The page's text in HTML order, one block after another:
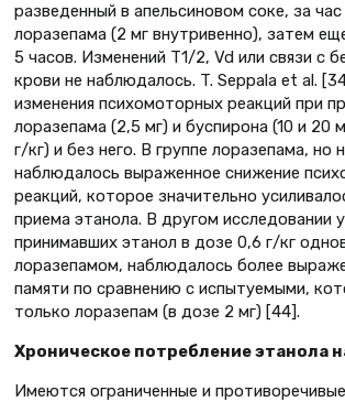
разведенный в апельсиновом соке, за
лоразепама (2 мг внутривенно), затем
5 часов. Изменений Т1/2, Vd или связи с
крови не наблюдалось. T. Seppala et al.
изменения психомоторных реакций при
лоразепама (2,5 мг) и буспирона (10 и 20
г/кг) и без него. В группе лоразепама, но
наблюдалось выраженное снижение
реакций, которое значительно
приема этанола. В другом исследовании
принимавших этанол в дозе 0,6 г/кг
лоразепамом, наблюдалось более
памяти по сравнению с испытуемыми,
только лоразепам (в дозе 2 мг) [44].
Хроническое потребление этанола
Имеются ограниченные и